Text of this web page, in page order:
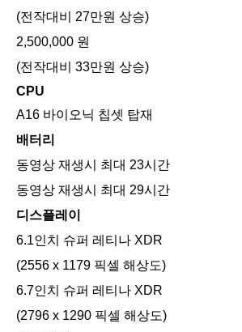
(전작대비 27만원 상승)
2,500,000 원
(전작대비 33만원 상승)
CPU
A16 바이오닉 칩셋 탑재
배터리
동영상 재생시 최대 23시간
동영상 재생시 최대 29시간
디스플레이
6.1인치 슈퍼 레티나 XDR
(2556 x 1179 픽셀 해상도)
6.7인치 슈퍼 레티나 XDR
(2796 x 1290 픽셀 해상도)